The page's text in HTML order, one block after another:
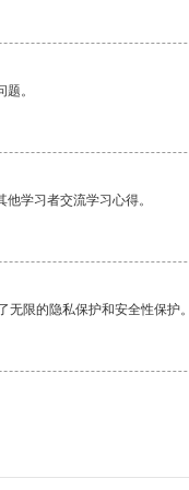
。
学习者交流学习心得。
无限的隐私保护和安全性保护